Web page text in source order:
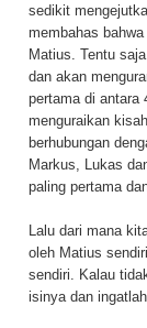
sedikit
membahas
Matius. Tentu
dan akan
pertama di antara
menguraikan
berhubungan
Markus, Lukas
paling pertama
Lalu dari mana
oleh Matius
sendiri. Kalau
isinya dan